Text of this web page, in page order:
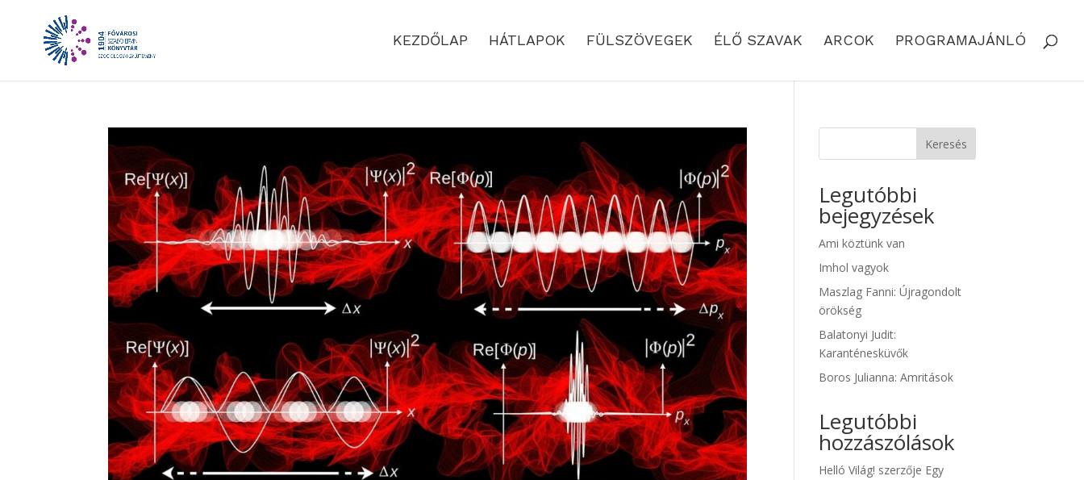
KEZDŐLAP HÁTLAPOK FÜLSZÖVEGEK ÉLŐ SZAVAK ARCOK PROGRAMAJÁNLÓ
Keresés
Legutóbbi
bejegyzések
Ami köztünk van
Imhol vagyok
Maszlag Fanni: Újragondolt
örökség
Balatonyi Judit:
Karanténesküvők
Boros Julianna: Amritások
Legutóbbi
hozzászólások
Helló Világ! szerzője Egy